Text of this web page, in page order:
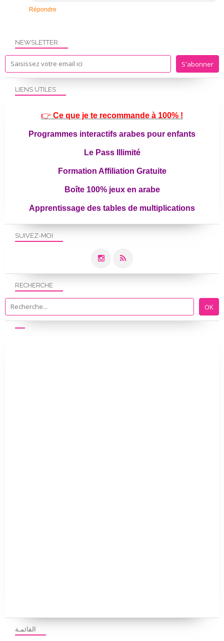
Répondre
NEWSLETTER
SUIVEZ-MOI
RECHERCHE
القائمـة
LIENS UTILES
👉 Ce que je te recommande à 100% !
Programmes interactifs arabes pour enfants
Le Pass Illimité
Formation Affiliation Gratuite
Boîte 100% jeux en arabe
Apprentissage des tables de multiplications